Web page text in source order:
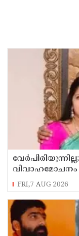
വിവാഹമോചനം
FRI,7 AUG 2026